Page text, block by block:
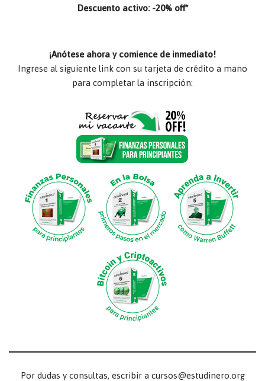
Descuento activo: -20% off*
¡Anótese ahora y comience de inmediato!
Ingrese al siguiente link con su tarjeta de crédito a mano
para completar la inscripción:
Por dudas y consultas, escribir a cursos@estudinero.org